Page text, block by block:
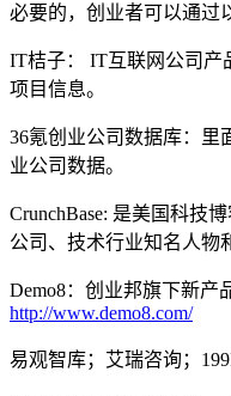
必要的，创业者可以通过
IT桔子： IT互联网公司产
项目信息。
36氪创业公司数据库：里
业公司数据。
CrunchBase: 是美国科技
公司、技术行业知名人物
Demo8：创业邦旗下新产
http://www.demo8.com/
易观智库；艾瑞咨询；